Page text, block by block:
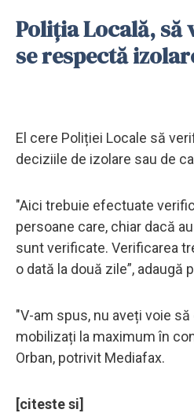
Poliția Locală, să
se respectă
El cere Poliției Locale să
deciziile de izolare sau de
"Aici trebuie efectuate
persoane care, chiar dacă
sunt verificate. Verificarea
o dată la două zile”, adaugă
"V-am spus, nu aveți voie
mobilizați la maximum în
Orban, potrivit Mediafax.
[citeste si]